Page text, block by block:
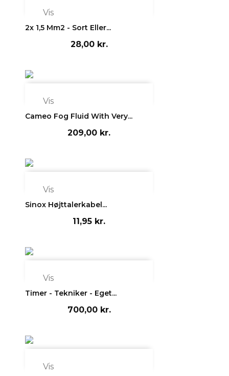
Vis
2x 1,5 Mm2 - Sort Eller...
28,00 kr.
Vis
Cameo Fog Fluid With Very...
209,00 kr.
Vis
Sinox Højttalerkabel...
11,95 kr.
Vis
Timer - Tekniker - Eget...
700,00 kr.
Vis